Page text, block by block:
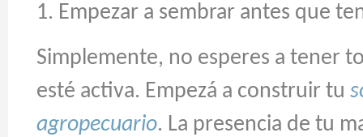
1. Empezar a sembrar antes que
Simplemente, no esperes a tener
esté activa. Empezá a construir tu
agropecuario. La presencia de tu